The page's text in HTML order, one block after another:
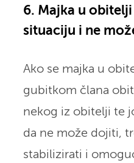
6. Majka u
situaciju i ne
Ako se majka u
gubitkom člana
nekog iz obitelji te
da ne može dojiti,
stabilizirati i